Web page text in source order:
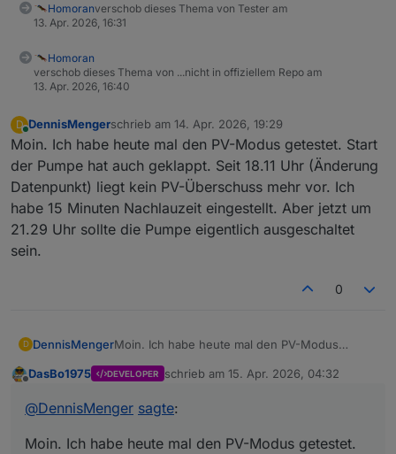
Homoranverschob dieses Thema von Tester am
13. Apr. 2026, 16:31
Homoran
verschob dieses Thema von ...nicht in offiziellem Repo am
13. Apr. 2026, 16:40
D
Online
DennisMengerschrieb am 14. Apr. 2026, 19:29
zuletzt editiert von
Moin. Ich habe heute mal den PV-Modus getestet. Start
der Pumpe hat auch geklappt. Seit 18.11 Uhr (Änderung
Datenpunkt) liegt kein PV-Überschuss mehr vor. Ich
habe 15 Minuten Nachlauzeit eingestellt. Aber jetzt um
21.29 Uhr sollte die Pumpe eigentlich ausgeschaltet
sein.
0
D DennisMengerMoin. Ich habe heute mal den PV-Modus
Seit 18.11 Uhr (Änderung Datenpunkt) liegt kein
Nachlauzeit eingestellt. Aber jetzt um 21.29 Uhr
DasBo1975 DEVELOPER schrieb am 15. Apr. 2026, 04:32
zuletzt editiert von
@DennisMenger sagte:
Moin. Ich habe heute mal den PV-Modus getestet.